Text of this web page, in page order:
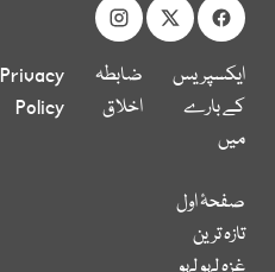
ایکسپریس
کے بارے
میں
ضابطہ
اخلاق
Privacy
Policy
صفحۂ اول
تازہ ترین